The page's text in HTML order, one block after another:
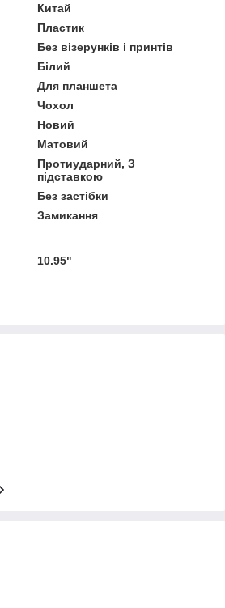
Китай
Пластик
Без візерунків і принтів
Білий
Для планшета
Чохол
Новий
Матовий
Протиударний, З
підставкою
Без застібки
Замикання
10.95"